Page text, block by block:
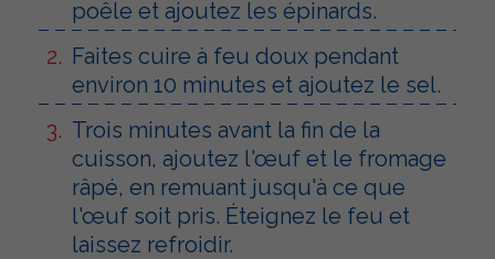
poêle et ajoutez les épinards.
Faites cuire à feu doux pendant
environ 10 minutes et ajoutez le sel.
Trois minutes avant la fin de la
cuisson, ajoutez l'œuf et le fromage
râpé, en remuant jusqu'à ce que
l'œuf soit pris. Éteignez le feu et
laissez refroidir.